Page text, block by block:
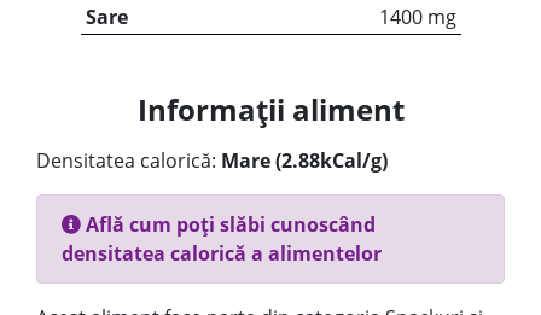
Sare
1400 mg
Informații aliment
Densitatea calorică: Mare (2.88kCal/g)
Află cum poți slăbi cunoscând
densitatea calorică a alimentelor